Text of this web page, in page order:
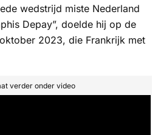
wedstrijd miste Nederland
Depay”, doelde hij op de
2023, die Frankrijk met
verder onder video